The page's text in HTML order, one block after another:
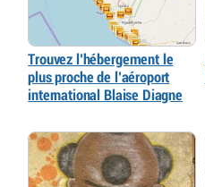
Trouvez l’hébergement le
plus proche de l’aéroport
international Blaise Diagne